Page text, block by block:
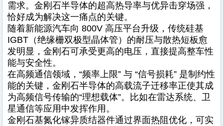
需求。金刚石半导体的超高热导率与优异击穿场强，
恰好成为解决这一痛点的关键。
随着新能源汽车向 800V 高压平台升级，传统硅基
IGBT（绝缘栅双极型晶体管）的耐压与散热短板愈
发明显，金刚石可承受更高的电压，直接提高整车性
能与安全性。
在高频通信领域，“频率上限” 与 “信号损耗” 是制约性
能的关键，金刚石半导体的高载流子迁移率正使其成
为高频信号传输的“理想载体”。比如在雷达系统、卫
星通信等应用中发挥作用。
金刚石基氮化镓异质结器件通过界面热阻优化，可实